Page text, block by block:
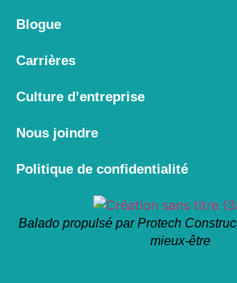
Blogue
Carrières
Culture d’entreprise
Nous joindre
Politique de confidentialité
Balado propulsé par Protech
mieux-être